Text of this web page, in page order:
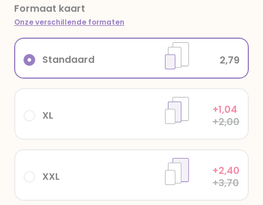
Formaat kaart
Onze verschillende formaten
XXL
+2,40
+3,70
XL
+1,04
+2,00
Standaard 2,79